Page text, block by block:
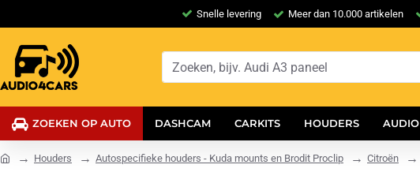
Snelle levering Meer dan 10.000 artikelen
ZOEKEN OP AUTO DASHCAM CARKITS HOUDERS AUDIO
Houders Autospecifieke houders - Kuda mounts en Brodit Proclip Citroën